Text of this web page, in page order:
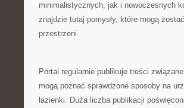
minimalistycznych, jak i nowoczesnych
znajdzie tutaj pomysły, które mogą
przestrzeni.
Portal regularnie publikuje treści
mogą poznać sprawdzone sposoby na
łazienki. Duża liczba publikacji